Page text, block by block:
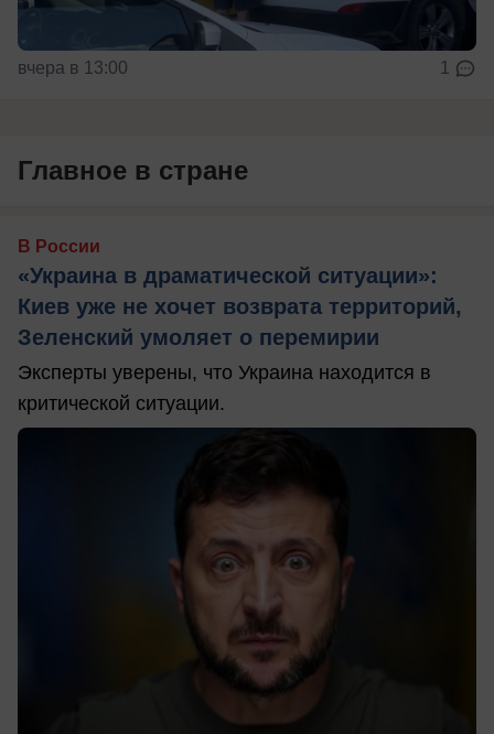
вчера в 13:00 1
Главное в стране
В России
«Украина в драматической ситуации»:
Киев уже не хочет возврата территорий,
Зеленский умоляет о перемирии
Эксперты уверены, что Украина находится в
критической ситуации.